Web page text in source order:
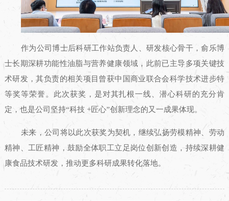
作为公司博士后科研工作站负责人、研发核心骨干，俞乐博
士长期深耕功能性油脂与营养健康领域，此前已主导多项关键技
术研发，其负责的相关项目曾获中国商业联合会科学技术进步特
等奖等荣誉。此次获奖，是对其扎根一线、潜心科研的充分肯
定，也是公司 坚持“科技 +匠心”创新理念的又一成果体现。
未来，公司将以此次获奖为契机，继续弘扬劳模精神、劳动
精神、工匠精神，鼓励全体职工立足岗位创新创造，持续深耕健
康食品技术研发，推动更多科研成果转化落地。